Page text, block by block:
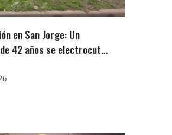
en San Jorge: Un
se electrocutó